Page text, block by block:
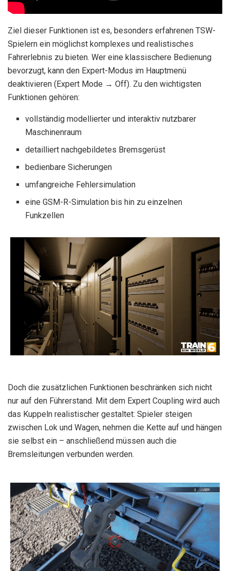
Ziel dieser Funktionen ist es, besonders erfahrenen TSW-
Spielern ein möglichst komplexes und realistisches
Fahrerlebnis zu bieten. Wer eine klassischere Bedienung
bevorzugt, kann den Expert-Modus im Hauptmenü
deaktivieren (Expert Mode → Off). Zu den wichtigsten
Funktionen gehören:
vollständig modellierter und interaktiv nutzbarer
Maschinenraum
detailliert nachgebildetes Bremsgerüst
bedienbare Sicherungen
umfangreiche Fehlersimulation
eine GSM-R-Simulation bis hin zu einzelnen
Funkzellen
Doch die zusätzlichen Funktionen beschränken sich nicht
nur auf den Führerstand. Mit dem Expert Coupling wird auch
das Kuppeln realistischer gestaltet: Spieler steigen
zwischen Lok und Wagen, nehmen die Kette auf und hängen
sie selbst ein – anschließend müssen auch die
Bremsleitungen verbunden werden.